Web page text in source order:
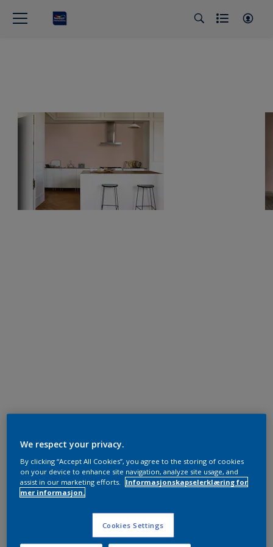
We respect your privacy.
By clicking “Accept All Cookies”, you agree to the storing of cookies
on your device to enhance site navigation, analyze site usage, and
assist in our marketing efforts.
Informasjonskapselerklæring for
mer informasjon.
Cookies Settings